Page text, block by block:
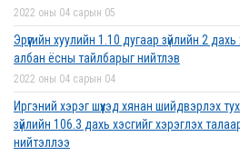
2022 оны 04 сарын 05
Эрүүгийн хуулийн 1.10 дугаар зүйлийн 2
албан ёсны тайлбарыг нийтлэв
2022 оны 04 сарын 04
Иргэний хэрэг шүүхэд хянан шийдвэрлэх
зүйлийн 106.3 дахь хэсгийг хэрэглэх
нийтэллээ